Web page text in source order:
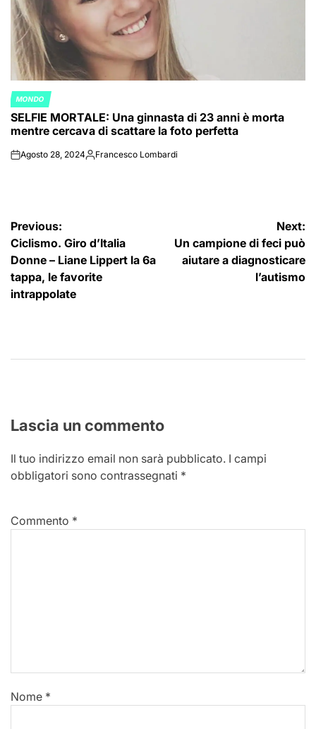
POSTED
IN
MONDO
SELFIE MORTALE: Una ginnasta di 23 anni è morta
mentre cercava di scattare la foto perfetta
onAgosto 28, 2024Posted
Francesco Lombardi
Navigazione
articoli
Previous:
Ciclismo. Giro d’Italia
Donne – Liane Lippert la 6a
tappa, le favorite
intrappolate
Next:
Un campione di feci può
aiutare a diagnosticare
l’autismo
Lascia un commento
Il tuo indirizzo email non sarà pubblicato. I campi
obbligatori sono contrassegnati *
Commento *
Nome *